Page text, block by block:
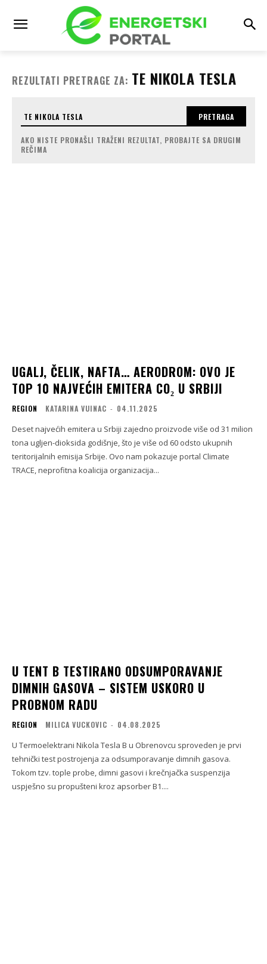
REZULTATI PRETRAGE ZA: TE NIKOLA TESLA
PRETRAGA
AKO NISTE PRONAŠLI TRAŽENI REZULTAT, PROBAJTE SA DRUGIM
REČIMA
UGALJ, ČELIK, NAFTA… AERODROM: OVO JE
TOP 10 NAJVEĆIH EMITERA CO₂ U SRBIJI
REGION KATARINA VUINAC - 04.11.2025
Deset najvećih emitera u Srbiji zajedno proizvode više od 31 milion
tona ugljen-dioksida godišnje, što je više od 60 odsto ukupnih
teritorijalnih emisija Srbije. Ovo nam pokazuje portal Climate
TRACE, neprofitna koalicija organizacija...
U TENT B TESTIRANO ODSUMPORAVANJE
DIMNIH GASOVA – SISTEM USKORO U
PROBNOM RADU
REGION MILICA VUCKOVIC - 04.08.2025
U Termoelektrani Nikola Tesla B u Obrenovcu sproveden je prvi
tehnički test postrojenja za odsumporavanje dimnih gasova.
Tokom tzv. tople probe, dimni gasovi i krečnjačka suspenzija
uspješno su propušteni kroz apsorber B1....